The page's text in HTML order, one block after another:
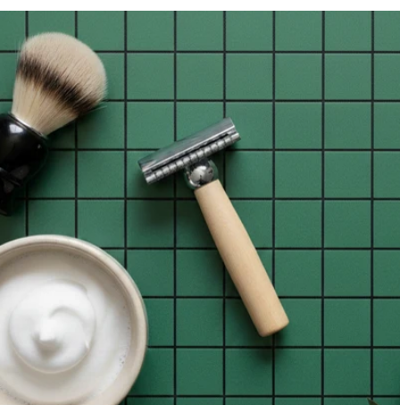
Skip to product information